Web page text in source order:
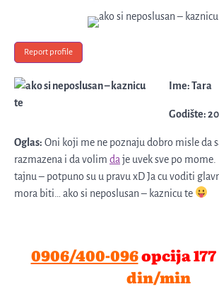
Report profile
Ime: Tara
Godište:
Oglas: Oni koji me ne poznaju dobro misle da
razmazena i da volim da je uvek sve po
tajnu – potpuno su u pravu xD Ja cu voditi
mora biti… ako si neposlusan – kaznicu te
0906/400-096opcija 177
din/min